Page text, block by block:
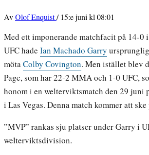
AvOlof Enquist/ 15:e juni kl 08:01
Med ett imponerande matchfacit på 14-
UFC hade Ian Machado Garry
mötaColby Covington. Men istället blev
Page, som har 22-2 MMA och 1-0 UFC,
honom i en welterviktsmatch den 29 juni
i Las Vegas. Denna match kommer att ske
”MVP” rankas sju platser under Garry i
welterviktsdivision.